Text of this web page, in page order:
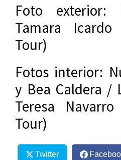
Foto
Tamara
Tour)
Fotos interior:
y Bea Caldera /
Teresa
Tour)
Twitter